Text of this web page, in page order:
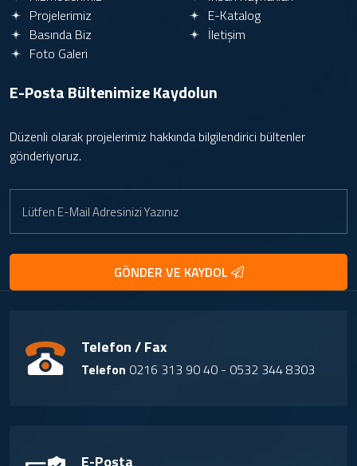
Projelerimiz
Basında Biz
Foto Galeri
E-Katalog
İletişim
E-Posta BültenimizeKaydolun
Düzenli olarak projelerimiz hakkında bilgilendirici bültenler
gönderiyoruz.
GÖNDER VE KAYDOL
Telefon / Fax
Telefon 0216 313 90 40 - 0532 344 8303
E-Posta